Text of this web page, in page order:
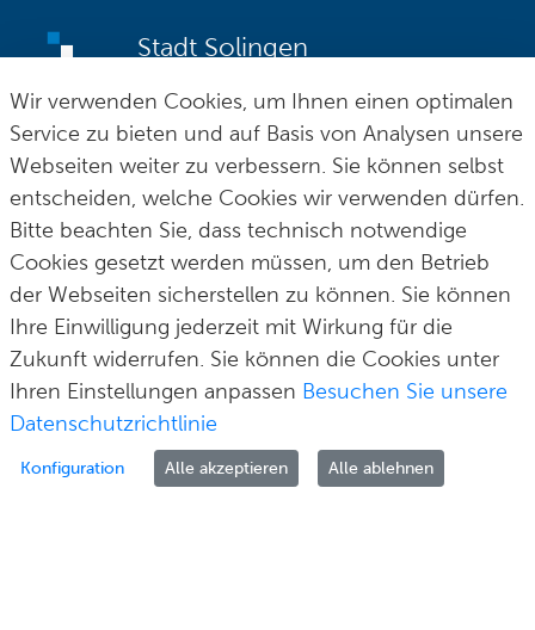
Stadt Solingen
Postfach 100165
42601 Solingen
fon0 212 290–0
fax0 212 290–2109
post@solingen.de
© Stadt Solingen 2026
Hilfe & KontaktImpressumDatenschutz Cookie-Richtlinie
Wir verwenden Cookies, um Ihnen einen optimalen
Service zu bieten und auf Basis von Analysen unsere
Webseiten weiter zu verbessern. Sie können selbst
entscheiden, welche Cookies wir verwenden dürfen.
Bitte beachten Sie, dass technisch notwendige
Cookies gesetzt werden müssen, um den Betrieb
der Webseiten sicherstellen zu können. Sie können
Ihre Einwilligung jederzeit mit Wirkung für die
Zukunft widerrufen. Sie können die Cookies unter
Ihren Einstellungen anpassen Besuchen Sie unsere
Datenschutzrichtlinie
Konfiguration Alle akzeptieren Alle ablehnen